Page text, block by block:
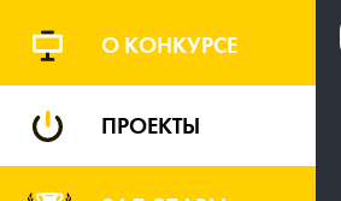
О КОНКУРСЕ
ПРОЕКТЫ